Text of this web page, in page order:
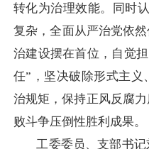
转化为治理效能。同时
复杂，全面从严治党依
治建设摆在首位，自觉
任”，坚决破除形式主义
治规矩，保持正风反腐
败斗争压倒性胜利成果。
工委委员、支部书